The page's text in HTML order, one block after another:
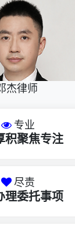
杰律师
专业
积聚焦专注
尽责
理委托事项